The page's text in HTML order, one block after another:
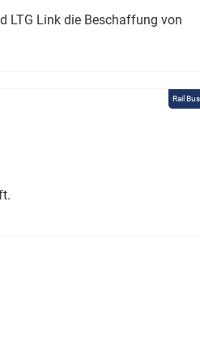
LTG Link die Beschaffung von
Rail